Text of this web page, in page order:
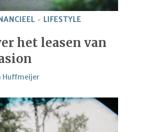
LIFESTYLE
het leasen van
Huffmeijer